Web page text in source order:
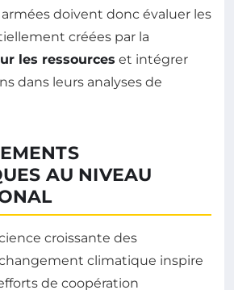
armées doivent donc évaluer les
créées par la
les ressources et intégrer
dans leurs analyses de
AU NIVEAU
croissante des
climatique inspire
de coopération